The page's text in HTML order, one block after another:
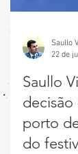
Saullo
22 de
Saullo
decisão